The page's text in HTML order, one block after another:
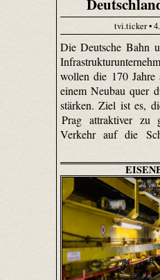
tvi.ticker •
Die Deutsche Bahn
wollen die 170
einem Neubau quer
stärken. Ziel ist es,
Prag attraktiver zu
Verkehr auf die